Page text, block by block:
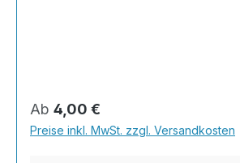
sowohl kleinere Maler- und
auch für Bastel- und
seinen hellen Chinaborsten, die
Regulärer Preis:
Ab 4,00 €
Preise inkl. MwSt. zzgl. Versandkosten